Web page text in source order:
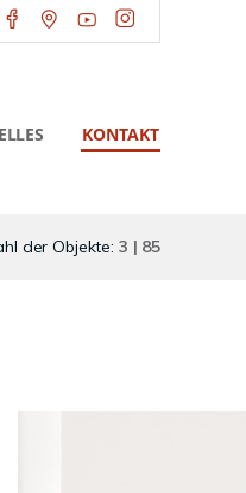
KONTAKT
der Objekte: 3 | 85